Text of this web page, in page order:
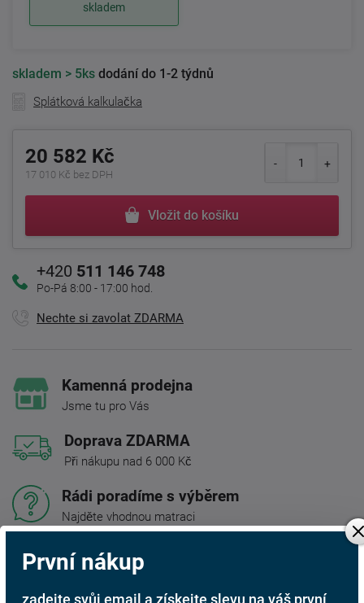
skladem
skladem > 5ks dodání do 1-2 týdnů
Splátková kalkulačka
20 582 Kč
17 010 Kč bez DPH
Vložit do košíku
+420 511 146 748
Po-Pá 8:00 - 17:00 hod.
Nechte si zavolat ZDARMA
Kamenná prodejna
Jsme tu pro Vás
Doprava ZDARMA
Při nákupu nad 6 000 Kč
Rádi poradíme s výběrem
Najděte vhodnou matraci
Rodinná firma
S tradicí od roku 1991
První nákup
zadejte svůj email a získejte slevu na váš první